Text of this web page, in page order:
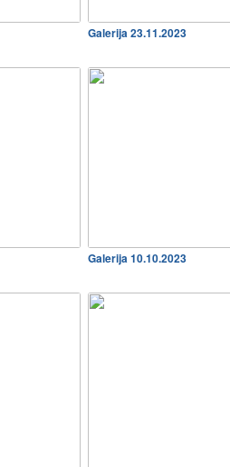
Galerija 23.11.2023
Galerija 10.10.2023